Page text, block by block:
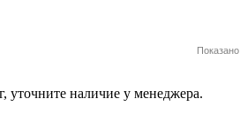
Показано
уточните наличие у менеджера.